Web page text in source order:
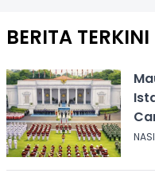
BERITA TERKINI